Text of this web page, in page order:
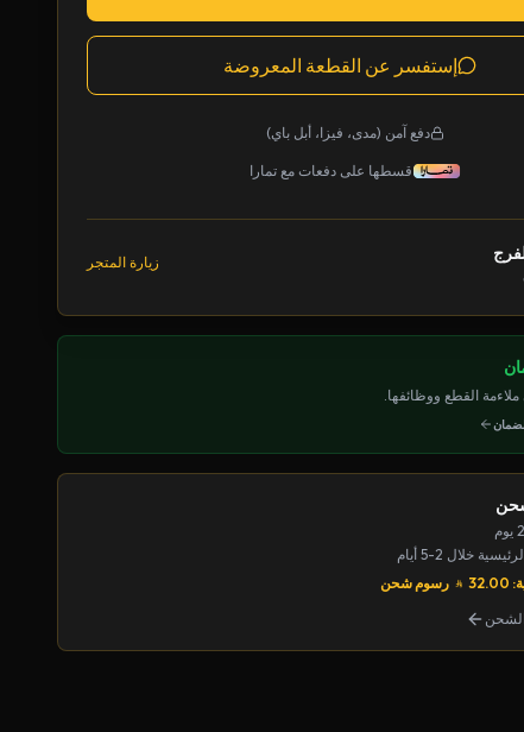
إستفسر عن القطعة المعروضة
دفع آمن (مدى، فيزا، أبل باي)
قسطها على دفعات مع تمارا
زيارة المتجر
القطع ووظائفها.
خلال 2-5 أيام
رسوم شحن